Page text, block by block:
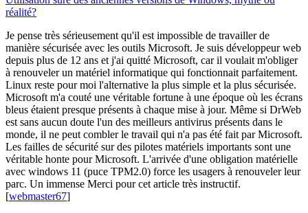
réalité?
Je pense très sérieusement qu'il est impossible de travailler de
manière sécurisée avec les outils Microsoft. Je suis développeur web
depuis plus de 12 ans et j'ai quitté Microsoft, car il voulait m'obliger
à renouveler un matériel informatique qui fonctionnait parfaitement.
Linux reste pour moi l'alternative la plus simple et la plus sécurisée.
Microsoft m'a couté une véritable fortune à une époque où les écrans
bleus étaient presque présents à chaque mise à jour. Même si DrWeb
est sans aucun doute l'un des meilleurs antivirus présents dans le
monde, il ne peut combler le travail qui n'a pas été fait par Microsoft.
Les failles de sécurité sur des pilotes matériels importants sont une
véritable honte pour Microsoft. L'arrivée d'une obligation matérielle
avec windows 11 (puce TPM2.0) force les usagers à renouveler leur
parc. Un immense Merci pour cet article très instructif.
[webmaster67]